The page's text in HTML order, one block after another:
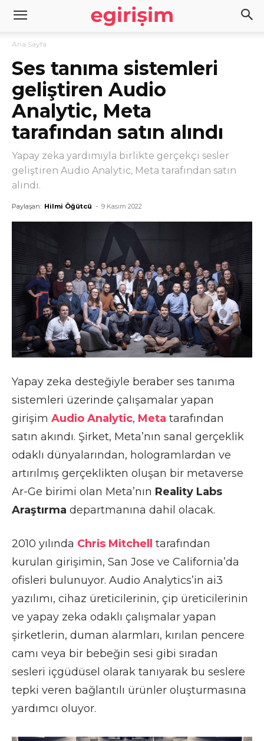
Ana Sayfa
Ses tanıma sistemleri
geliştiren Audio
Analytic, Meta
tarafından satın alındı
Yapay zeka yardımıyla birlikte gerçekçi sesler
geliştiren Audio Analytic, Meta tarafından satın
alındı.
Paylaşan: Hilmi Öğütcü - 9 Kasım 2022
Yapay zeka desteğiyle beraber ses tanıma
sistemleri üzerinde çalışamalar yapan
girişim Audio Analytic, Meta tarafından
satın akındı. Şirket, Meta’nın sanal gerçeklik
odaklı dünyalarından, hologramlardan ve
artırılmış gerçeklikten oluşan bir metaverse
Ar-Ge birimi olan Meta’nın Reality Labs
Araştırma departmanına dahil olacak.
2010 yılında Chris Mitchell
tarafından
kurulan girişimin, San Jose ve California’da
ofisleri bulunuyor. Audio Analytics’in ai3
yazılımı, cihaz üreticilerinin, çip üreticilerinin
ve yapay zeka odaklı çalışmalar yapan
şirketlerin, duman alarmları, kırılan pencere
camı veya bir bebeğin sesi gibi sıradan
sesleri içgüdüsel olarak tanıyarak bu seslere
tepki veren bağlantılı ürünler oluşturmasına
yardımcı oluyor.